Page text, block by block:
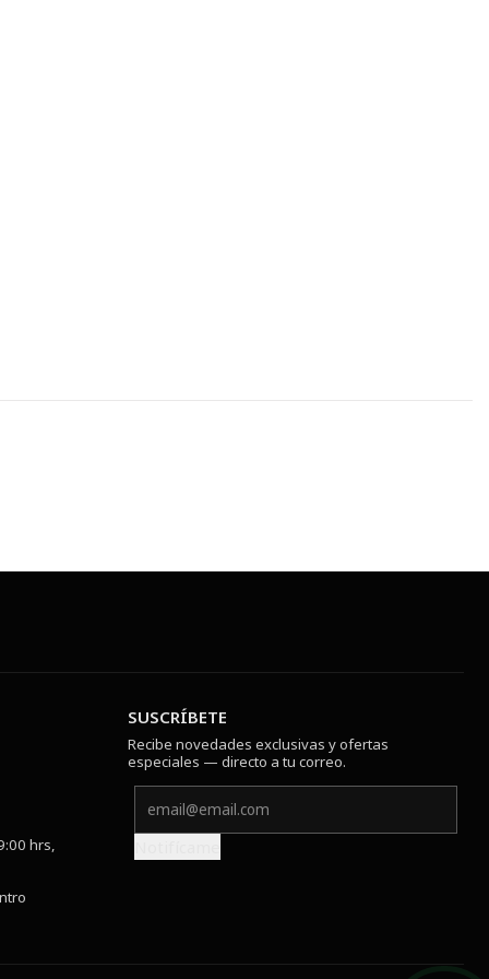
hrs,
SUSCRÍBETE
Recibe novedades exclusivas y ofertas
especiales — directo a tu correo.